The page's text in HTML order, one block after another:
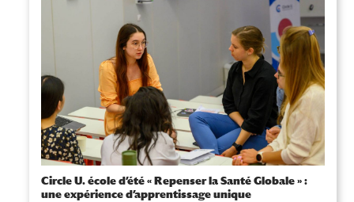
Circle U. école d’été « Repenser la Santé Globale » :
une expérience d’apprentissage unique